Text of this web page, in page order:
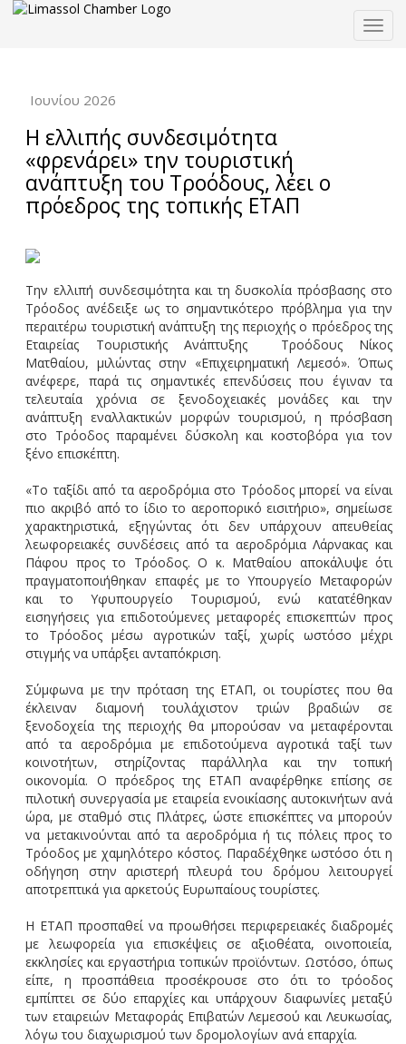
Ιουνίου 2026
Η ελλιπής συνδεσιμότητα
«φρενάρει» την τουριστική
ανάπτυξη του Τροόδους, λέει ο
πρόεδρος της τοπικής ΕΤΑΠ
Την ελλιπή συνδεσιμότητα και τη δυσκολία πρόσβασης στο
Τρόοδος ανέδειξε ως το σημαντικότερο πρόβλημα για την
περαιτέρω τουριστική ανάπτυξη της περιοχής ο πρόεδρος της
Εταιρείας Τουριστικής Ανάπτυξης Τροόδους Νίκος
Ματθαίου, μιλώντας στην «Επιχειρηματική Λεμεσό». Όπως
ανέφερε, παρά τις σημαντικές επενδύσεις που έγιναν τα
τελευταία χρόνια σε ξενοδοχειακές μονάδες και την
ανάπτυξη εναλλακτικών μορφών τουρισμού, η πρόσβαση
στο Τρόοδος παραμένει δύσκολη και κοστοβόρα για τον
ξένο επισκέπτη.
«Το ταξίδι από τα αεροδρόμια στο Τρόοδος μπορεί να είναι
πιο ακριβό από το ίδιο το αεροπορικό εισιτήριο», σημείωσε
χαρακτηριστικά, εξηγώντας ότι δεν υπάρχουν απευθείας
λεωφορειακές συνδέσεις από τα αεροδρόμια Λάρνακας και
Πάφου προς το Τρόοδος. Ο κ. Ματθαίου αποκάλυψε ότι
πραγματοποιήθηκαν επαφές με το Υπουργείο Μεταφορών
και το Υφυπουργείο Τουρισμού, ενώ κατατέθηκαν
εισηγήσεις για επιδοτούμενες μεταφορές επισκεπτών προς
το Τρόοδος μέσω αγροτικών ταξί, χωρίς ωστόσο μέχρι
στιγμής να υπάρξει ανταπόκριση.
Σύμφωνα με την πρόταση της ΕΤΑΠ, οι τουρίστες που θα
έκλειναν διαμονή τουλάχιστον τριών βραδιών σε
ξενοδοχεία της περιοχής θα μπορούσαν να μεταφέρονται
από τα αεροδρόμια με επιδοτούμενα αγροτικά ταξί των
κοινοτήτων, στηρίζοντας παράλληλα και την τοπική
οικονομία. Ο πρόεδρος της ΕΤΑΠ αναφέρθηκε επίσης σε
πιλοτική συνεργασία με εταιρεία ενοικίασης αυτοκινήτων ανά
ώρα, με σταθμό στις Πλάτρες, ώστε επισκέπτες να μπορούν
να μετακινούνται από τα αεροδρόμια ή τις πόλεις προς το
Τρόοδος με χαμηλότερο κόστος. Παραδέχθηκε ωστόσο ότι η
οδήγηση στην αριστερή πλευρά του δρόμου λειτουργεί
αποτρεπτικά για αρκετούς Ευρωπαίους τουρίστες.
Η ΕΤΑΠ προσπαθεί να προωθήσει περιφερειακές διαδρομές
με λεωφορεία για επισκέψεις σε αξιοθέατα, οινοποιεία,
εκκλησίες και εργαστήρια τοπικών προϊόντων. Ωστόσο, όπως
είπε, η προσπάθεια προσέκρουσε στο ότι το τρόοδος
εμπίπτει σε δύο επαρχίες και υπάρχουν διαφωνίες μεταξύ
των εταιρειών Μεταφοράς Επιβατών Λεμεσού και Λευκωσίας,
λόγω του διαχωρισμού των δρομολογίων ανά επαρχία.